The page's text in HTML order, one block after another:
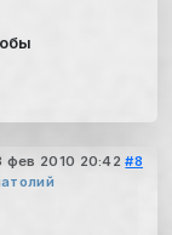
фев 2010 20:42 #8